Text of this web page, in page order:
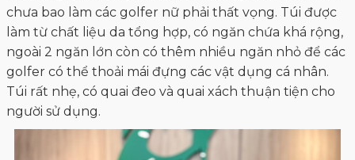
chưa bao làm các golfer nữ phải thất vọng. Túi được
làm từ chất liệu da tổng hợp, có ngăn chứa khá rộng,
ngoài 2 ngăn lớn còn có thêm nhiều ngăn nhỏ để các
golfer có thể thoải mái đựng các vật dụng cá nhân.
Túi rất nhẹ, có quai đeo và quai xách thuận tiện cho
người sử dụng.